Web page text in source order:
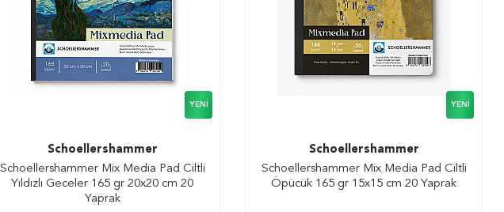
YENI
Schoellershammer
Schoellershammer Mix Media Pad Ciltli
Yıldızlı Geceler 165 gr 20x20 cm 20
Yaprak
YENI
Schoellershammer
Schoellershammer Mix Media Pad Ciltli
Öpücük 165 gr 15x15 cm 20 Yaprak